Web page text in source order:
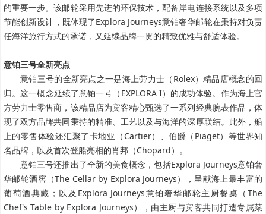
的重要一步。该邮轮采用先进的环保技术，配备岸电连接系统以及多项
节能创新设计，既体现了Explora Journeys意铂奢华邮轮在秉持对负责
任海洋旅行方式的承诺，又延续品牌一贯的精致优雅与舒适体验。
意铂三号全新亮点
意铂三号的全新亮点之一是海上劳力士（Rolex）精品店概念的回
归。这一概念延续了意铂一号（EXPLORA I）的成功体验。作为海上官
方劳力士零售商，该精品店为宾客精心甄选了一系列经典腕表作品，体
现了双方品牌共同秉持的精准、工艺以及与海洋的深厚联结。此外，船
上的零售体验还汇聚了卡地亚（Cartier）、伯爵（Piaget）等世界知
名品牌，以及首次登船亮相的肖邦（Chopard）。
意铂三号还推出了全新的美食概念，包括Explora Journeys意铂奢
华邮轮酒窖（The Cellar by Explora Journeys），呈献海上最丰富的
葡萄酒典藏；以及Explora Journeys意铂奢华邮轮主厨餐桌（The
Chef’s Table by Explora Journeys），由主厨与宾客共同打造专属菜